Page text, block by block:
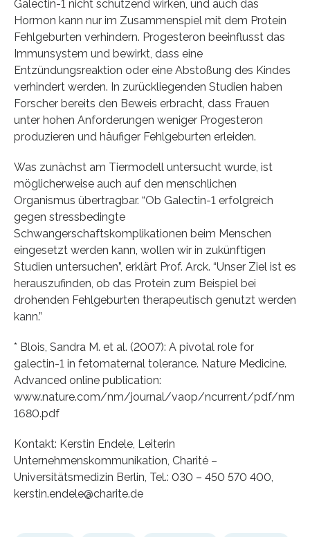
Galectin-1 nicht schützend wirken, und auch das
Hormon kann nur im Zusammenspiel mit dem Protein
Fehlgeburten verhindern. Progesteron beeinflusst das
Immunsystem und bewirkt, dass eine
Entzündungsreaktion oder eine Abstoßung des Kindes
verhindert werden. In zurückliegenden Studien haben
Forscher bereits den Beweis erbracht, dass Frauen
unter hohen Anforderungen weniger Progesteron
produzieren und häufiger Fehlgeburten erleiden.
Was zunächst am Tiermodell untersucht wurde, ist
möglicherweise auch auf den menschlichen
Organismus übertragbar. “Ob Galectin-1 erfolgreich
gegen stressbedingte
Schwangerschaftskomplikationen beim Menschen
eingesetzt werden kann, wollen wir in zukünftigen
Studien untersuchen”, erklärt Prof. Arck. “Unser Ziel ist es
herauszufinden, ob das Protein zum Beispiel bei
drohenden Fehlgeburten therapeutisch genutzt werden
kann.”
* Blois, Sandra M. et al. (2007): A pivotal role for
galectin-1 in fetomaternal tolerance. Nature Medicine.
Advanced online publication:
www.nature.com/nm/journal/vaop/ncurrent/pdf/nm
1680.pdf
Kontakt: Kerstin Endele, Leiterin
Unternehmenskommunikation, Charité –
Universitätsmedizin Berlin, Tel.: 030 – 450 570 400,
kerstin.endele@charite.de